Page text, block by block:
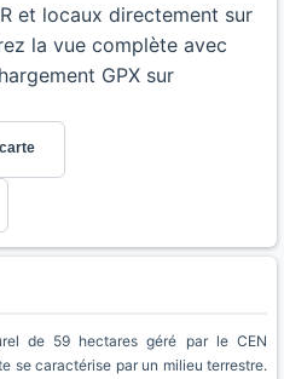
et locaux directement sur
la vue complète avec
GPX sur
de 59 hectares géré par le CEN
se caractérise par un milieu terrestre.